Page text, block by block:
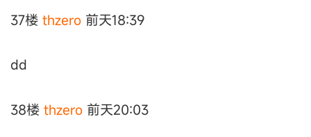
37楼 thzero 前天18:39
dd
38楼 thzero 前天20:03